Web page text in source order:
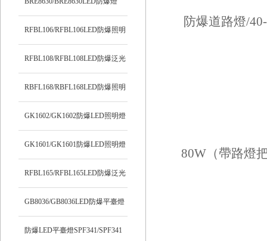
RFBL106/RFBL106LED防爆照明
燈
RFBL108/RFBL108LED防爆泛光
燈
RBFL168/RBFL168LED防爆照明
燈
GK1602/GK1602防爆LED照明燈
GK1601/GK1601防爆LED照明燈
RFBL165/RFBL165LED防爆泛光
燈
GB8036/GB8036LED防爆平臺燈
防爆LED平臺燈SPF341/SPF341